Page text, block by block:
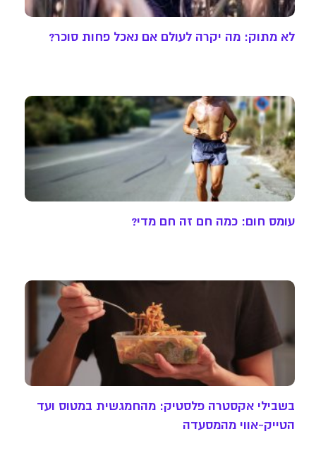
לא מתוק: מה יקרה לעולם אם נאכל פחות סוכר?
עומס חום: כמה חם זה חם מדי?
בשבילי אקסטרה פלסטיק: מהחמגשית במטוס ועד
הטייק-אווי מהמסעדה